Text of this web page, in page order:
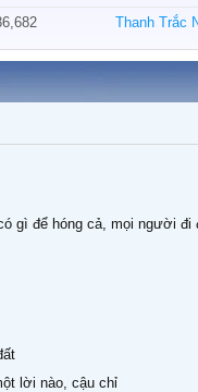
lời nào, cậu chỉ